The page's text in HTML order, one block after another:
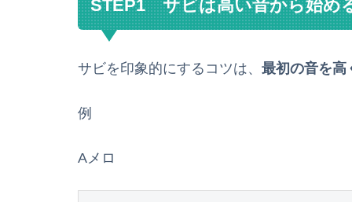
STEP1 サビは高い音から始め
サビを印象的にするコツは、 最初の音を高
例
Aメロ